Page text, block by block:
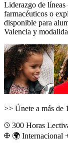
Liderazgo de
farmacéuticos o
disponible para
Valencia y
>> Únete a más de
300 Horas
🌍 Internacional